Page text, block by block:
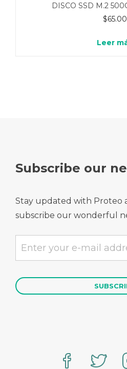
DISCO SSD M.2
$65.00
Leer
Subscribe our
Stay updated with Proteo
subscribe our wonderful